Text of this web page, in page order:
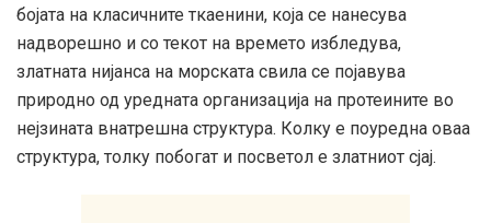
бојата на класичните ткаенини, која се нанесува
надворешно и со текот на времето избледува,
златната нијанса на морската свила се појавува
природно од уредната организација на протеините во
нејзината внатрешна структура. Колку е поуредна оваа
структура, толку побогат и посветол е златниот сјај.